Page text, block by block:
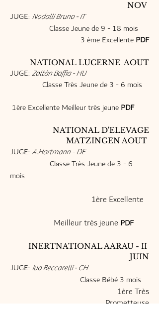
NOV
JUGE: Nodalli Bruno - IT
Classe Jeune de 9 - 18 mois
3 ème Excellente PDF
NATIONAL LUCERNE AOUT
JUGE: Zoltàn Baffia - HU
Classe Très Jeune de 3 - 6 mois
1ère Excellente Meilleur très jeune PDF
NATIONAL D'ELEVAGE
MATZINGEN AOUT
JUGE: A.Hartmann- DE
Classe Très Jeune de 3 - 6
mois
1ère Excellente
Meilleur très jeune PDF
INERTNATIONAL AARAU - II
JUIN
JUGE: Ivo Beccarelli - CH
Classe Bébé 3 mois
1ère Très
Prometteuse